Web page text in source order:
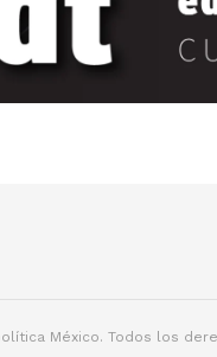
México. Todos los